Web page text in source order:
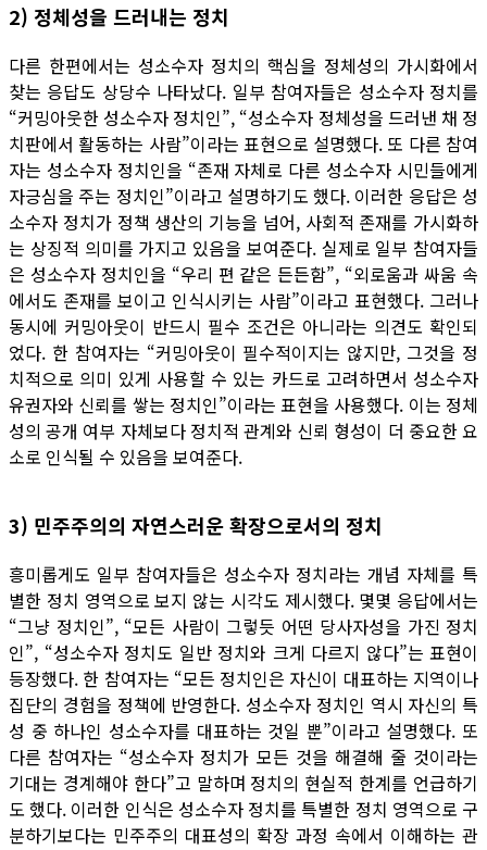
2) 정체성을 드러내는 정치
다른 한편에서는 성소수자 정치의 핵심을 정체성의 가시화에서
찾는 응답도 상당수 나타났다. 일부 참여자들은 성소수자 정치를
“커밍아웃한 성소수자 정치인”, “성소수자 정체성을 드러낸 채 정
치판에서 활동하는 사람”이라는 표현으로 설명했다. 또 다른 참여
자는 성소수자 정치인을 “존재 자체로 다른 성소수자 시민들에게
자긍심을 주는 정치인”이라고 설명하기도 했다. 이러한 응답은 성
소수자 정치가 정책 생산의 기능을 넘어, 사회적 존재를 가시화하
는 상징적 의미를 가지고 있음을 보여준다. 실제로 일부 참여자들
은 성소수자 정치인을 “우리 편 같은 든든함”, “외로움과 싸움 속
에서도 존재를 보이고 인식시키는 사람”이라고 표현했다. 그러나
동시에 커밍아웃이 반드시 필수 조건은 아니라는 의견도 확인되
었다. 한 참여자는 “커밍아웃이 필수적이지는 않지만, 그것을 정
치적으로 의미 있게 사용할 수 있는 카드로 고려하면서 성소수자
유권자와 신뢰를 쌓는 정치인”이라는 표현을 사용했다. 이는 정체
성의 공개 여부 자체보다 정치적 관계와 신뢰 형성이 더 중요한 요
소로 인식될 수 있음을 보여준다.
3) 민주주의의 자연스러운 확장으로서의 정치
흥미롭게도 일부 참여자들은 성소수자 정치라는 개념 자체를 특
별한 정치 영역으로 보지 않는 시각도 제시했다. 몇몇 응답에서는
“그냥 정치인”, “모든 사람이 그렇듯 어떤 당사자성을 가진 정치
인”, “성소수자 정치도 일반 정치와 크게 다르지 않다”는 표현이
등장했다. 한 참여자는 “모든 정치인은 자신이 대표하는 지역이나
집단의 경험을 정책에 반영한다. 성소수자 정치인 역시 자신의 특
성 중 하나인 성소수자를 대표하는 것일 뿐”이라고 설명했다. 또
다른 참여자는 “성소수자 정치가 모든 것을 해결해 줄 것이라는
기대는 경계해야 한다”고 말하며 정치의 현실적 한계를 언급하기
도 했다. 이러한 인식은 성소수자 정치를 특별한 정치 영역으로 구
분하기보다는 민주주의 대표성의 확장 과정 속에서 이해하는 관